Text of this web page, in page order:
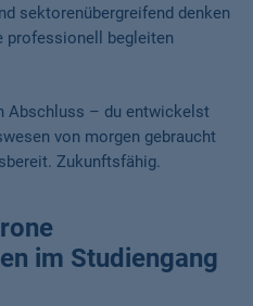
sektorenübergreifend denken
professionell begleiten
Abschluss – du entwickelst
von morgen gebraucht
Zukunftsfähig.
im Studiengang